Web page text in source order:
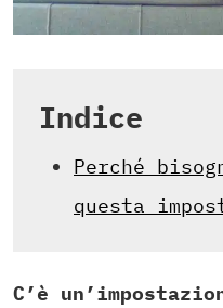
Indice
Perché
questa
C’è